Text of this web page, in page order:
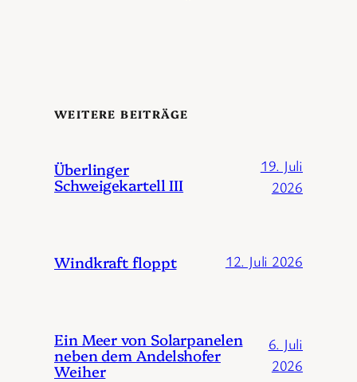
WEITERE BEITRÄGE
Überlinger
Schweigekartell III
19. Juli
2026
Windkraft floppt 12. Juli 2026
Ein Meer von Solarpanelen
neben dem Andelshofer
Weiher
6. Juli
2026